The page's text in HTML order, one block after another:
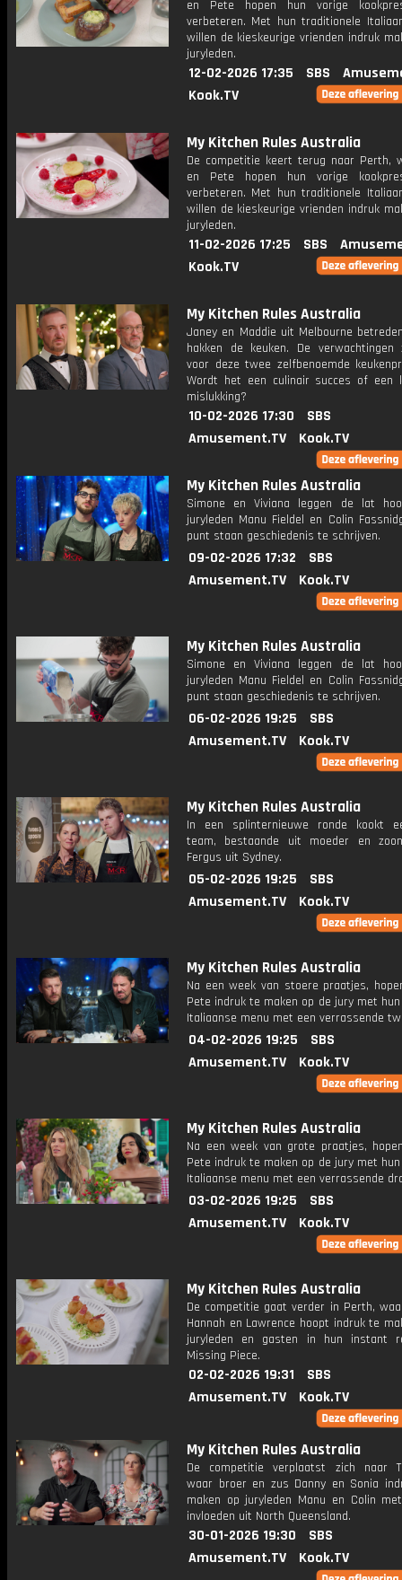
en Pete hopen hun vorige
verbeteren. Met hun traditionele
willen de kieskeurige vrienden indruk
juryleden.
12-02-2026 17:35 SBS
Kook.TV
My Kitchen Rules Australia
De competitie keert terug naar Perth,
en Pete hopen hun vorige
verbeteren. Met hun traditionele
willen de kieskeurige vrienden indruk
juryleden.
11-02-2026 17:25 SBS
Kook.TV
My Kitchen Rules Australia
Janey en Maddie uit Melbourne
hakken de keuken. De verwachtingen
voor deze twee zelfbenoemde
Wordt het een culinair succes of een
mislukking?
10-02-2026 17:30
SBS
Amusement.TV
Kook.TV
My Kitchen Rules Australia
Simone en Viviana leggen de lat
juryleden Manu Fieldel en Colin
punt staan geschiedenis te schrijven.
09-02-2026 17:32
SBS
Amusement.TV
Kook.TV
My Kitchen Rules Australia
Simone en Viviana leggen de lat
juryleden Manu Fieldel en Colin
punt staan geschiedenis te schrijven.
06-02-2026 19:25
SBS
Amusement.TV
Kook.TV
My Kitchen Rules Australia
In een splinternieuwe ronde kookt
team, bestaande uit moeder en
Fergus uit Sydney.
05-02-2026 19:25
SBS
Amusement.TV
Kook.TV
My Kitchen Rules Australia
Na een week van stoere praatjes,
Pete indruk te maken op de jury met
Italiaanse menu met een verrassende
04-02-2026 19:25
SBS
Amusement.TV
Kook.TV
My Kitchen Rules Australia
Na een week van grote praatjes,
Pete indruk te maken op de jury met
Italiaanse menu met een verrassende
03-02-2026 19:25
SBS
Amusement.TV
Kook.TV
My Kitchen Rules Australia
De competitie gaat verder in Perth,
Hannah en Lawrence hoopt indruk te
juryleden en gasten in hun instant
Missing Piece.
02-02-2026 19:31
SBS
Amusement.TV
Kook.TV
My Kitchen Rules Australia
De competitie verplaatst zich naar
waar broer en zus Danny en Sonia
maken op juryleden Manu en Colin
invloeden uit North Queensland.
30-01-2026 19:30
SBS
Amusement.TV
Kook.TV